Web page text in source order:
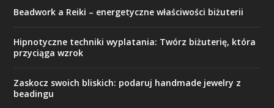
Beadwork a Reiki – energetyczne właściwości biżuterii
Hipnotyczne techniki wyplatania: Twórz biżuterię, która
przyciąga wzrok
Zaskocz swoich bliskich: podaruj handmade jewelry z
beadingu